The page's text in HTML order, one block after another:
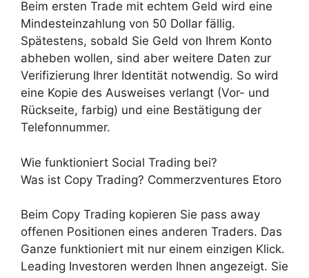
Beim ersten Trade mit echtem Geld wird eine
Mindesteinzahlung von 50 Dollar fällig.
Spätestens, sobald Sie Geld von Ihrem Konto
abheben wollen, sind aber weitere Daten zur
Verifizierung Ihrer Identität notwendig. So wird
eine Kopie des Ausweises verlangt (Vor- und
Rückseite, farbig) und eine Bestätigung der
Telefonnummer.
Wie funktioniert Social Trading bei?
Was ist Copy Trading? Commerzventures Etoro
Beim Copy Trading kopieren Sie pass away
offenen Positionen eines anderen Traders. Das
Ganze funktioniert mit nur einem einzigen Klick.
Leading Investoren werden Ihnen angezeigt. Sie